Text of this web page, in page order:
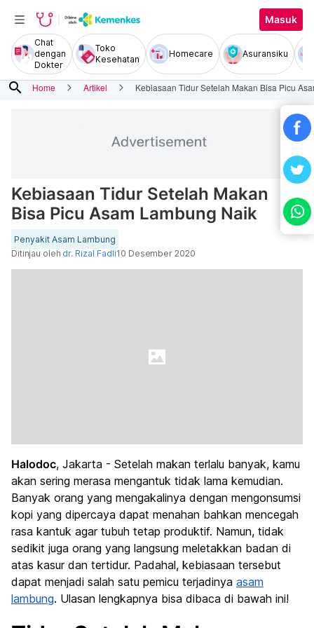
Masuk
Chat
dengan
Dokter
Toko
Kesehatan
Homecare Asuransiku
search Home Artikel Kebiasaan Tidur Setelah Makan Bisa Picu
Kebiasaan Tidur Setelah Makan
Bisa Picu Asam Lambung Naik
Penyakit Asam Lambung
Ditinjau oleh dr. Rizal Fadli10 Desember 2020
Halodoc, Jakarta - Setelah makan terlalu banyak, kamu
akan sering merasa mengantuk tidak lama kemudian.
Banyak orang yang mengakalinya dengan mengonsumsi
kopi yang dipercaya dapat menahan bahkan mencegah
rasa kantuk agar tubuh tetap produktif. Namun, tidak
sedikit juga orang yang langsung meletakkan badan di
atas kasur dan tertidur. Padahal, kebiasaan tersebut
dapat menjadi salah satu pemicu terjadinya asam
lambung. Ulasan lengkapnya bisa dibaca di bawah ini!